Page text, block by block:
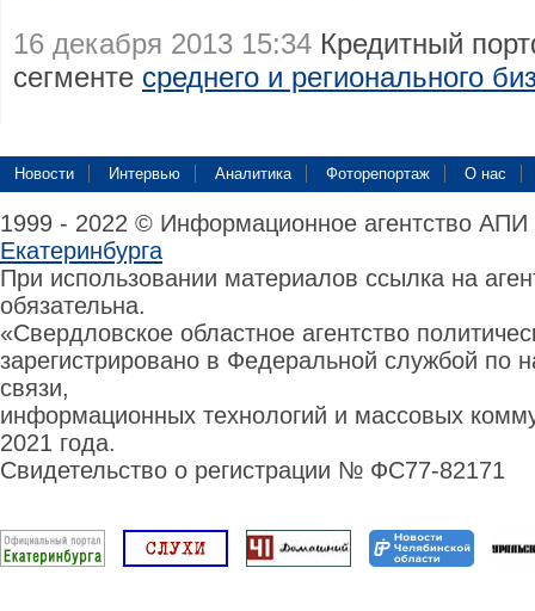
16 декабря 2013 15:34 Кредитный
сегменте среднего и регионального
Новости Интервью Аналитика Фоторепортаж О нас
1999 - 2022 © Информационное агентство
Екатеринбурга
При использовании материалов ссылка на
обязательна.
«Свердловское областное агентство
зарегистрировано в Федеральной службой по
связи,
информационных технологий и массовых
2021 года.
Свидетельство о регистрации № ФС77-82171